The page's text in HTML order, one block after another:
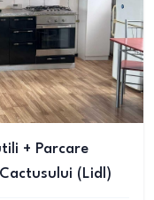
+ Parcare
(Lidl)